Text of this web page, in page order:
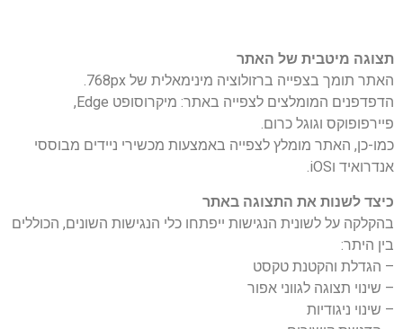
תצוגה מיטבית של האתר
האתר תומך בצפייה ברזולוציה מינימאלית של 768px.
הדפדפנים המומלצים לצפייה באתר: מיקרוסופט Edge,
פיירפופוקס וגוגל כרום.
כמו-כן, האתר מומלץ לצפייה באמצעות מכשירי ניידים מבוססי
אנדרואיד וiOS.
כיצד לשנות את התצוגה באתר
בהקלקה על לשונית הנגישות ייפתחו כלי הנגישות השונים, הכוללים
בין היתר:
– הגדלת והקטנת טקסט
– שינוי תצוגה לגווני אפור
– שינוי ניגודיות